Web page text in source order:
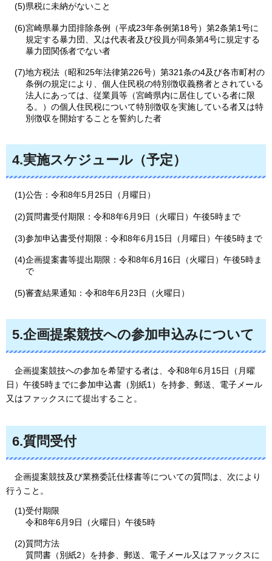
(5)県税に未納がないこと
(6)宮崎県暴力団排除条例（平成23年条例第18号）第2条第1号に
規定する暴力団、又は代表者及び役員が同条第4号に規定する
暴力団関係者でない者
(7)地方税法（昭和25年法律第226号）第321条の4及び各市町村の
条例の規定により、個人住民税の特別徴収義務者とされている
法人にあっては、従業員等（宮崎県内に居住している者に限
る。）の個人住民税について特別徴収を実施している者又は特
別徴収を開始することを誓約した者
4.実施スケジュール（予定）
(1)公告：令和8年5月25日（月曜日）
(2)質問書受付期限：令和8年6月9日（火曜日）午後5時まで
(3)参加申込書受付期限：令和8年6月15日（月曜日）午後5時まで
(4)企画提案書等提出期限：令和8年6月16日（火曜日）午後5時ま
で
(5)審査結果通知：令和8年6月23日（火曜日）
5.企画提案競技への参加申込みについて
企画提案競技への参加を希望する者は、令和8年6月15日（月曜
日）午後5時までに参加申込書（別紙1）を持参、郵送、電子メール
又はファックスにて提出すること。
6.質問受付
企画提案競技及び業務委託仕様書等についての質問は、次により
行うこと。
(1)受付期限
令和8年6月9日（火曜日）午後5時
(2)質問方法
質問書（別紙2）を持参、郵送、電子メール又はファックスに